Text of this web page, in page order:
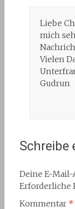
Liebe
mich
Vielen
Gudrun
Schreibe
Deine E-
Erforderliche
Kommentar *